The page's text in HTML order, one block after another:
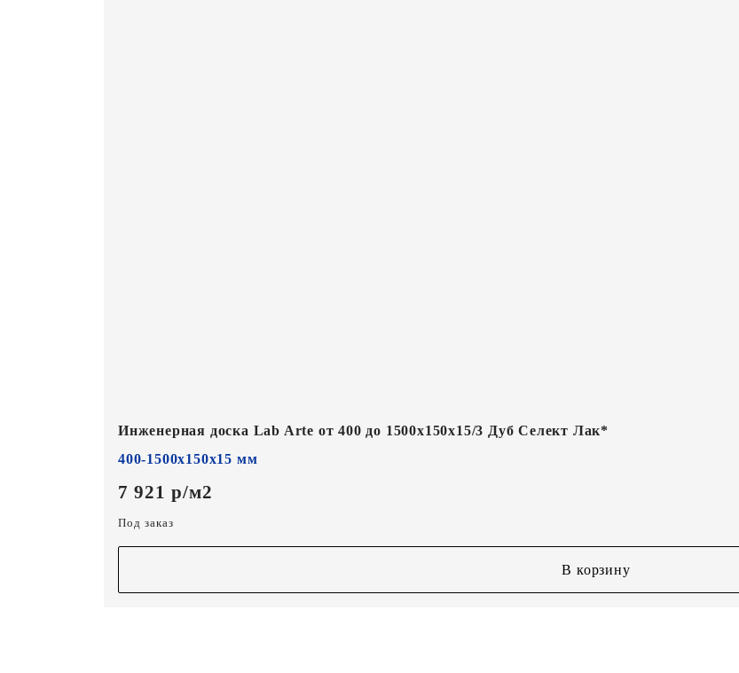
Инженерная доска Lab Arte от 400 до 1500х150х15/3 Дуб Селект Лак*
400-1500х150х15 мм
7 921 р/м2
Под заказ
В корзину